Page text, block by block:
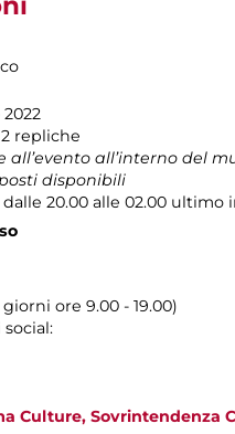
2 repliche
all’evento all’interno del
disponibili
20.00 alle 02.00 ultimo
ore 9.00 - 19.00)
Culture, Sovrintendenza